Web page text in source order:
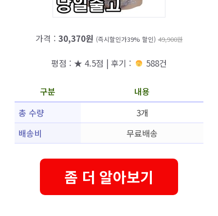
가격 : 30,370원 (즉시할인가39% 할인) 49,900원
평점 : ★ 4.5점 | 후기 : 588건
구분
내용
총 수량
3개
배송비
무료배송
좀 더 알아보기